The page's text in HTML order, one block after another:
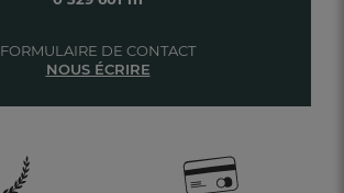
FORMULAIRE DE CONTACT
NOUS ÉCRIRE